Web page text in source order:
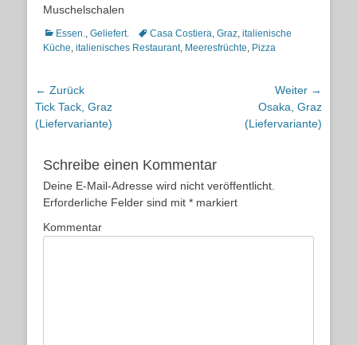
Muschelschalen
Kategorien
Essen., Geliefert. Schlagworte
Casa Costiera, Graz, italienische
Küche, italienisches Restaurant, Meeresfrüchte, Pizza
Beitragsnavigation
← Zurück
Vorheriger
Beitrag:
Tick Tack, Graz
(Liefervariante)
Weiter →
Osaka, Graz
(Liefervariante)
Schreibe einen Kommentar
Deine E-Mail-Adresse wird nicht veröffentlicht.
Erforderliche Felder sind mit * markiert
Kommentar